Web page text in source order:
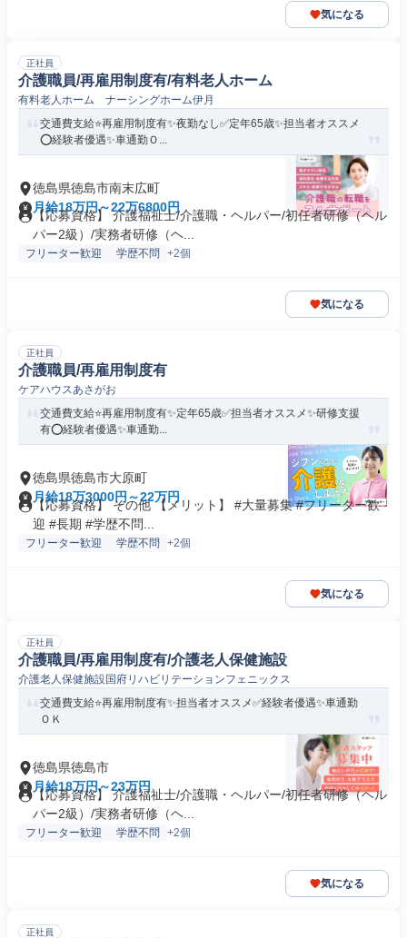
気になる
正社員
介護職員/再雇用制度有/有料老人ホーム
有料老人ホーム ナーシングホーム伊月
交通費支給⭐️再雇用制度有✨夜勤なし✅️定年65歳✨担当者オススメ
⭕️経験者優遇✨車通勤Ｏ...
徳島県徳島市南末広町
月給18万円～22万6800円
【応募資格】 介護福祉士/介護職・ヘルパー/初任者研修（ヘル
パー2級）/実務者研修（ヘ...
フリーター歓迎 学歴不問 +2個
気になる
正社員
介護職員/再雇用制度有
ケアハウスあさがお
交通費支給⭐️再雇用制度有✨定年65歳✅️担当者オススメ✨研修支援
有⭕️経験者優遇✨車通勤...
徳島県徳島市大原町
月給18万3000円～22万円
【応募資格】 その他 【メリット】 #大量募集 #フリーター歓
迎 #長期 #学歴不問...
フリーター歓迎 学歴不問 +2個
気になる
正社員
介護職員/再雇用制度有/介護老人保健施設
介護老人保健施設国府リハビリテーションフェニックス
交通費支給⭐️再雇用制度有✨担当者オススメ✅️経験者優遇✨車通勤
ＯＫ
徳島県徳島市
月給18万円～23万円
【応募資格】 介護福祉士/介護職・ヘルパー/初任者研修（ヘル
パー2級）/実務者研修（ヘ...
フリーター歓迎 学歴不問 +2個
気になる
正社員